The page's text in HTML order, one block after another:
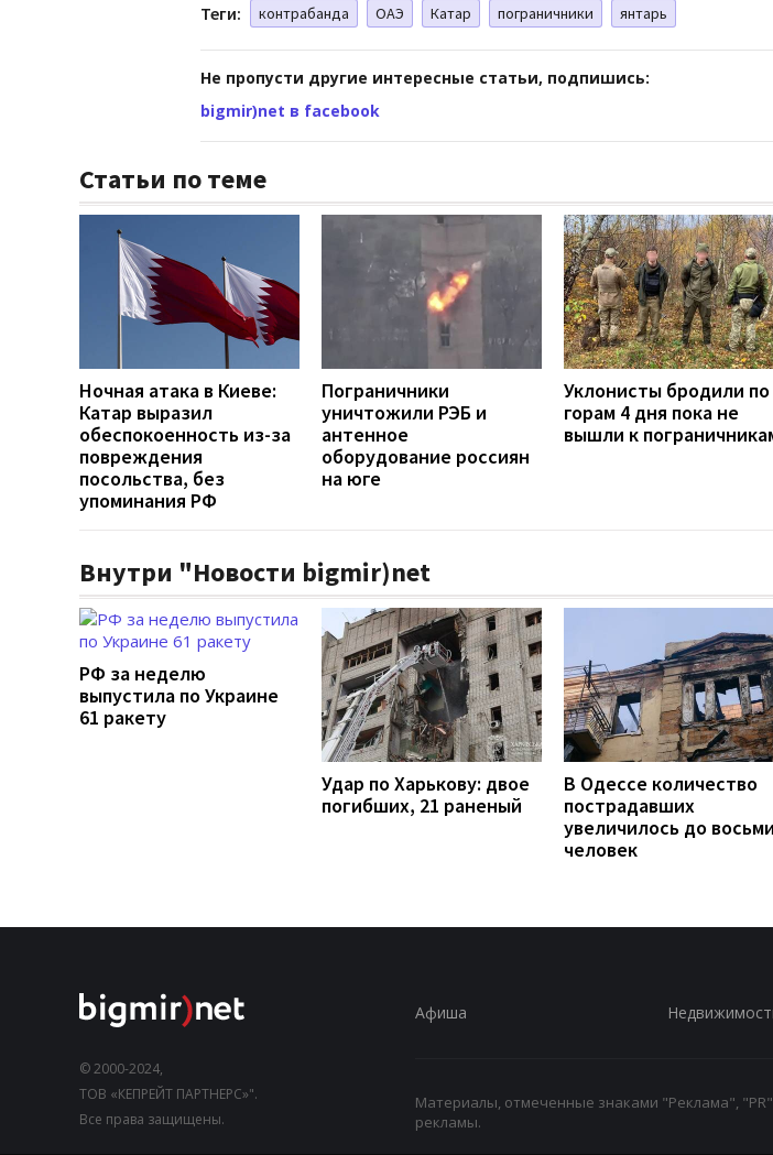
Теги: контрабанда ОАЭ Катар пограничники янтарь
Не пропусти другие интересные статьи, подпишись:
bigmir)net в facebook
Статьи по теме
Ночная атака в Киеве:
Катар выразил
обеспокоенность из-за
повреждения
посольства, без
упоминания РФ
Пограничники
уничтожили РЭБ и
антенное
оборудование россиян
на юге
Уклонисты бродили по
горам 4 дня пока не
вышли к
Внутри "Новости bigmir)net
РФ за неделю
выпустила по Украине
61 ракету
Удар по Харькову: двое
погибших, 21 раненый
В Одессе количество
пострадавших
увеличилось до восьми
человек
© 2000-2024,
ТОВ «КЕПРЕЙТ ПАРТНЕРС»".
Все права защищены.
Афиша
Материалы, отмеченные знаками "Реклама",
рекламы.